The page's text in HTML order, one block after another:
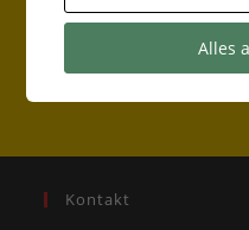
Lauftag an der
Basketball
Kontakt
Alles